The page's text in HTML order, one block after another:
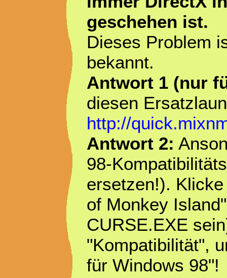
geschehen ist.
Dieses Problem
bekannt.
Antwort 1 (nur
diesen
http://
Antwort 2:
98-
ersetzen!).
of Monkey
CURSE.EXE
"Kompatibilität",
für Windows 98"!